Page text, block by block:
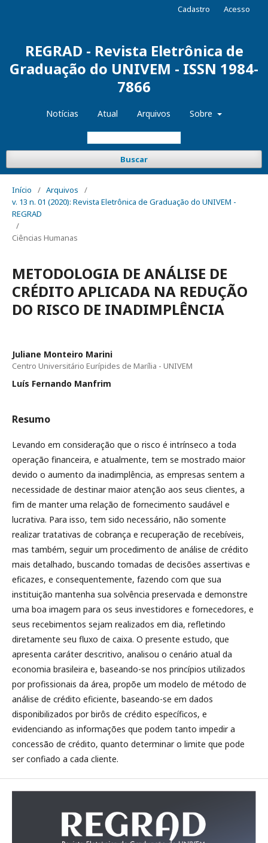
REGRAD - Revista Eletrônica de
Graduação do UNIVEM - ISSN 1984-
7866
Notícias Atual Arquivos Sobre
Buscar
Cadastro Acesso
Início / Arquivos
/
v. 13 n. 01 (2020): Revista Eletrônica de Graduação do UNIVEM -
REGRAD
/
Ciências Humanas
METODOLOGIA DE ANÁLISE DE
CRÉDITO APLICADA NA REDUÇÃO
DO RISCO DE INADIMPLÊNCIA
Juliane Monteiro Marini
Centro Universitário Eurípides de Marília - UNIVEM
Luís Fernando Manfrim
Resumo
Levando em consideração que o risco é intrínseco a toda
operação financeira, e atualmente, tem se mostrado maior
devido o aumento da inadimplência, as empresas sentem a
necessidade de destinar maior atenção aos seus clientes, a
fim de manter uma relação de fornecimento saudável e
lucrativa. Para isso, tem sido necessário, não somente
realizar tratativas de cobrança e recuperação de recebíveis,
mas também, seguir um procedimento de análise de crédito
mais detalhado, buscando tomadas de decisões assertivas e
eficazes, e consequentemente, fazendo com que sua
instituição mantenha sua solvência preservada e demonstre
uma boa imagem para os seus investidores e fornecedores, e
seus recebimentos sejam realizados em dia, refletindo
diretamente seu fluxo de caixa. O presente estudo, que
apresenta caráter descritivo, analisou o cenário atual da
economia brasileira e, baseando-se nos princípios utilizados
por profissionais da área, propõe um modelo de método de
análise de crédito eficiente, baseando-se em dados
disponibilizados por birôs de crédito específicos, e
evidenciando as informações que podem tanto impedir a
concessão de crédito, quanto determinar o limite que pode
ser confiado a cada cliente.